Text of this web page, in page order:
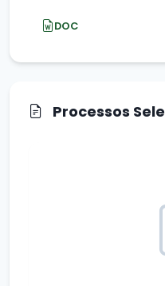
DOC
Processos